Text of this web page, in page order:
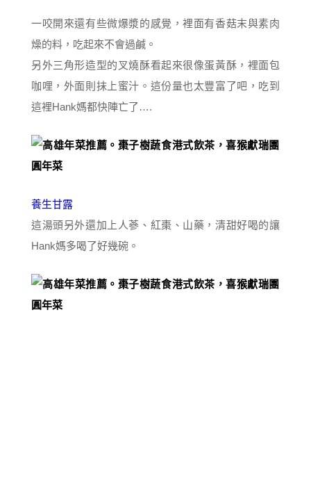
一咬開來還有些微爆漿的感覺，裡面有香菇末與素肉
燥的料，吃起來不會過鹹。
另外三角形造型的叉燒酥看起來很像蛋黃酥，裡面包
咖哩，外面則抹上蜜汁。這份量也太豐富了吧，吃到
這裡Hank媽都快陣亡了….
養生甘露
這湯頭另外還加上人蔘、紅棗、山藥，清甜好喝的讓
Hank媽多喝了好幾碗。